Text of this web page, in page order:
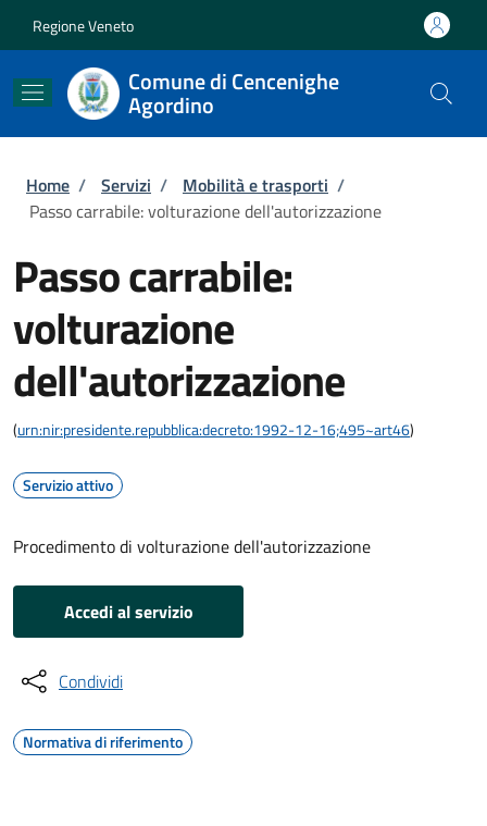
Regione Veneto
Comune di Cencenighe
Agordino
Briciole di pane
Home / Servizi / Mobilità e trasporti /
Passo carrabile: volturazione dell'autorizzazione
Passo carrabile:
volturazione
dell'autorizzazione
(urn:nir:presidente.repubblica:decreto:1992-12-16;495~art46)
Servizio attivo
Procedimento di volturazione dell'autorizzazione
Accedi al servizio
Condividi
Normativa di riferimento